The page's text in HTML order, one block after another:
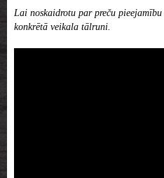
Lai noskaidrotu par preču
konkrētā veikala tālruni.